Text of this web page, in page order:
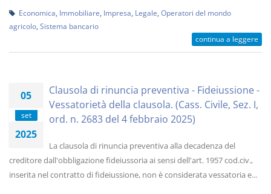
Economica Immobiliare Impresa Legale Operatori del mondo
agricolo Sistema bancario
continua a leggere
05
set
2025
Clausola di rinuncia preventiva - Fideiussione -
Vessatorietà della clausola. (Cass. Civile, Sez. I,
ord. n. 2683 del 4 febbraio 2025)
La clausola di rinuncia preventiva alla decadenza del
creditore dall'obbligazione fideiussoria ai sensi dell'art. 1957 cod.civ.,
inserita nel contratto di fideiussione, non è considerata vessatoria e...